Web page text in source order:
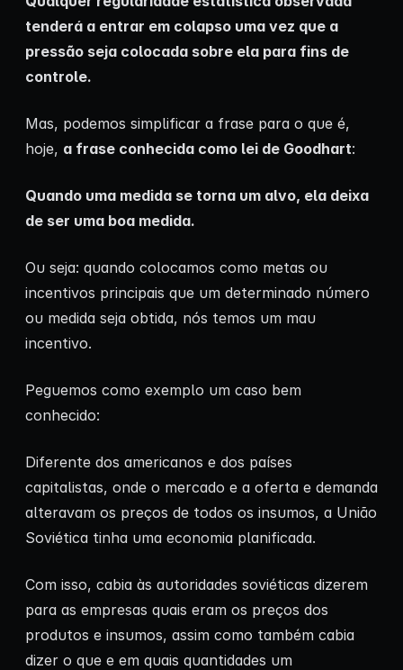
tenderá a entrar em colapso uma vez que a
pressão seja colocada sobre ela para fins de
controle.
Mas, podemos simplificar a frase para o que é,
hoje, a frase conhecida como lei de Goodhart:
Quando uma medida se torna um alvo, ela deixa
de ser uma boa medida.
Ou seja: quando colocamos como metas ou
incentivos principais que um determinado número
ou medida seja obtida, nós temos um mau
incentivo.
Peguemos como exemplo um caso bem
conhecido:
Diferente dos americanos e dos países
capitalistas, onde o mercado e a oferta e demanda
alteravam os preços de todos os insumos, a União
Soviética tinha uma economia planificada.
Com isso, cabia às autoridades soviéticas dizerem
para as empresas quais eram os preços dos
produtos e insumos, assim como também cabia
dizer o que e em quais quantidades um